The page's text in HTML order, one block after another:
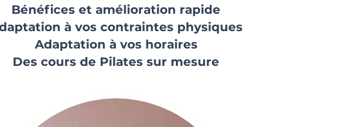
Bénéfices et amélioration rapide
à vos contraintes physiques
Adaptation à vos horaires
Des cours de Pilates sur mesure